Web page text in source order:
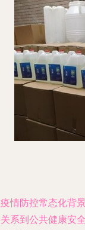
情防控常态化背
系到公共健康安